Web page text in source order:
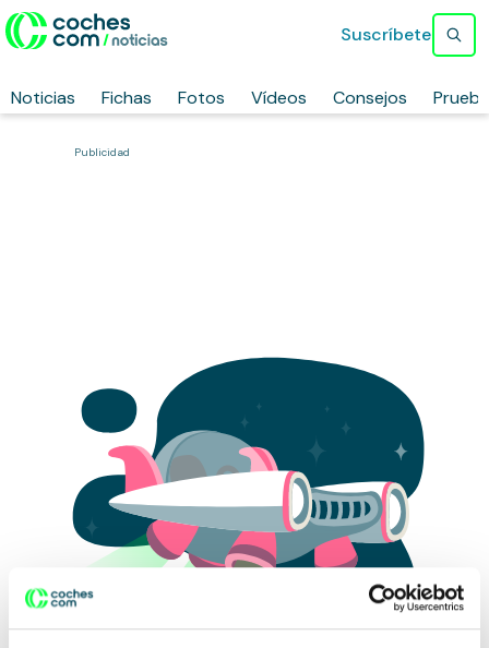
Noticias Fichas Fotos Vídeos Consejos
Suscríbete
Publicidad